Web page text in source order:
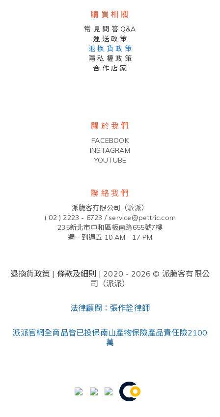
購 買 相 關
常 見 問 答 Q&A
運 送 政 策
退 換 貨 政 策
隱 私 權 政 策
合 作 店 家
關 於 我 們
FACEBOOK
INSTAGRAM
YOUTUBE
聯 絡 我 們
派脆客有限公司（派派）
( 02 ) 2223 - 6723 / service@pettric.com
235新北市中和區板南路655號7樓
週一到週五 10 AM - 17 PM
退換貨政策 | 條款及細則 | 2020 - 2026 © 派脆客有限公
司（派派）
法律顧問：張作詮律師
派派官網全商品皆已投保南山產物保險產品責任險2100
萬